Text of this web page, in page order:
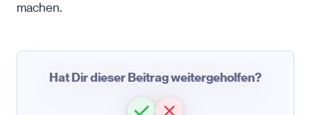
machen.
Hat Dir dieser Beitrag weitergeholfen?